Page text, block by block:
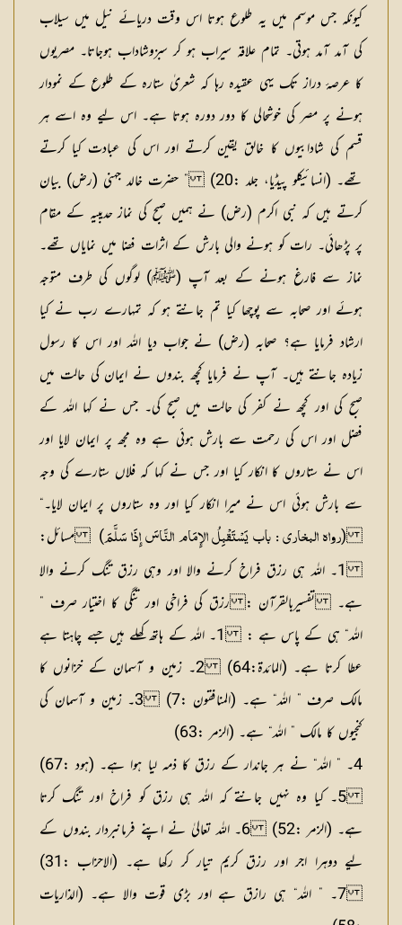
کیونکہ جس موسم میں یہ طلوع ہوتا اس وقت دریائے نیل میں سیلاب
کی آمد آمد ہوتی۔ تمام علاقہ سیراب ہو کر سبزوشاداب ہوجاتا۔ مصریوں
کا عرصۂ دراز تک یہی عقیدہ رہا کہ شعریٰ ستارہ کے طلوع کے نمودار
ہونے پر مصر کی خوشحالی کا دور دورہ ہوتا ہے۔ اس لیے وہ اسے ہر
قسم کی شادابیوں کا خالق یقین کرتے اور اس کی عبادت کیا کرتے
تھے۔ (انسائیکلو پیڈیا، جلد :20) ” حضرت خالد جہنی (رض) بیان
کرتے ہیں کہ نبی اکرم (رض) نے ہمیں صبح کی نماز حدیبیہ کے مقام
پر پڑھائی۔ رات کو ہونے والی بارش کے اثرات فضا میں نمایاں تھے۔
نماز سے فارغ ہونے کے بعد آپ (ﷺ) لوگوں کی طرف متوجہ
ہوئے اور صحابہ سے پوچھا کیا تم جانتے ہو کہ تمہارے رب نے کیا
ارشاد فرمایا ہے؟ صحابہ (رض) نے جواب دیا اللہ اور اس کا رسول
زیادہ جانتے ہیں۔ آپ نے فرمایا کچھ بندوں نے ایمان کی حالت میں
صبح کی اور کچھ نے کفر کی حالت میں صبح کی۔ جس نے کہا اللہ کے
فضل اور اس کی رحمت سے بارش ہوئی ہے وہ مجھ پر ایمان لایا اور
اس نے ستاروں کا انکار کیا اور جس نے کہا کہ فلاں ستارے کی وجہ
سے بارش ہوئی اس نے میرا انکار کیا اور وہ ستاروں پر ایمان لایا۔“
(رواہ البخاری : باب یَسْتَقْبِلُ الإِمَام النَّاسَ إِذَا سَلَّمَ)مسائل:
1۔ اللہ ہی رزق فراخ کرنے والا اور وہی رزق تنگ کرنے والا
ہے۔تفسیربالقرآن : رزق کی فراخی اور تنگی کا اختیار صرف ”
اللہ“ ہی کے پاس ہے :
1۔ اللہ کے ہاتھ کھلے ہیں جسے چاہتا ہے
عطا کرتا ہے۔ (المائدۃ:64) 2۔ زمین و آسمان کے خزانوں کا
مالک صرف ” اللہ“ ہے۔ (المنافقون :7) 3۔ زمین و آسمان کی
کنجیوں کا مالک ” اللہ“ ہے۔ (الزمر :63)
4۔ ” اللہ“ نے ہر جاندار کے رزق کا ذمہ لیا ہوا ہے۔ (ہود :67)
5۔ کیا وہ نہیں جانتے کہ اللہ ہی رزق کو فراخ اور تنگ کرتا
ہے۔ (الزمر :52) 6۔ اللہ تعالیٰ نے اپنے فرمانبردار بندوں کے
لیے دوہرا اجر اور رزق کریم تیار کر رکھا ہے۔ (الاحزاب :31)
7۔ ” اللہ“ ہی رازق ہے اور بڑی قوت والا ہے۔ (الذاریات